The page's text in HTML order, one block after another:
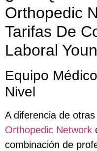
Orthopedic
Tarifas De
Laboral
Equipo
Nivel
A diferencia de
Orthopedic Network
combinación de